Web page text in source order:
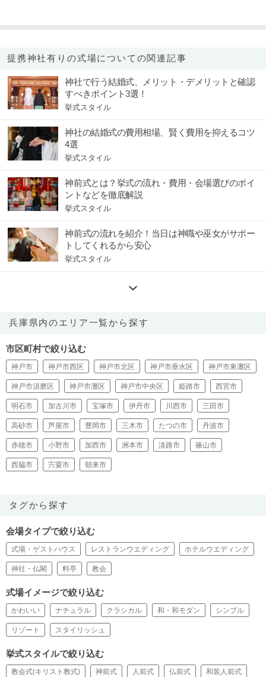
提携神社有りの式場についての関連記事
神社で行う結婚式、メリット・デメリットと確認
すべきポイント3選！
挙式スタイル
神社の結婚式の費用相場、賢く費用を抑えるコツ
4選
挙式スタイル
神前式とは？挙式の流れ・費用・会場選びのポイ
ントなどを徹底解説
挙式スタイル
神前式の流れを紹介！当日は神職や巫女がサポー
トしてくれるから安心
挙式スタイル
兵庫県内のエリア一覧から探す
市区町村で絞り込む
神戸市 神戸市西区 神戸市北区 神戸市垂水区 神戸市東灘区
神戸市須磨区 神戸市灘区 神戸市中央区 姫路市 西宮市
明石市 加古川市 宝塚市 伊丹市 川西市 三田市
高砂市 芦屋市 豊岡市 三木市 たつの市 丹波市
赤穂市 小野市 加西市 洲本市 淡路市 篠山市
西脇市 宍粟市 朝来市
タグから探す
会場タイプで絞り込む
式場・ゲストハウス レストランウエディング ホテルウエディング
神社・仏閣 料亭 教会
式場イメージで絞り込む
かわいい ナチュラル クラシカル 和・和モダン シンプル
リゾート スタイリッシュ
挙式スタイルで絞り込む
教会式(キリスト教式) 神前式 人前式 仏前式 和装人前式